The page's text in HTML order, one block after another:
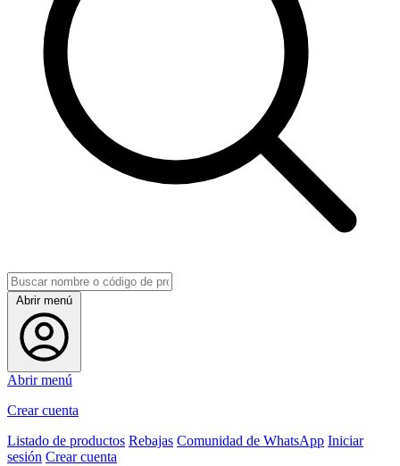
Abrir menú
Abrir menú
Crear cuenta
Listado de productos Rebajas Comunidad de WhatsApp Iniciar
sesión Crear cuenta